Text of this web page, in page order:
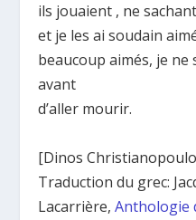
ils jouaient , ne
et je les ai soudain
beaucoup aimés, je
avant
d’aller mourir.
[Dinos
Traduction du grec:
Lacarrière,Anthologie